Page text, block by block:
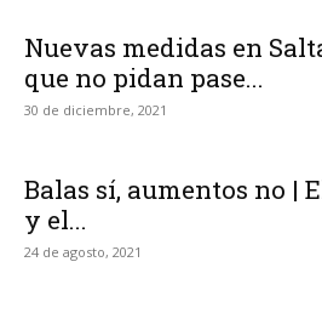
Nuevas medidas en
que no pidan pase...
30 de diciembre, 2021
Balas sí, aumentos no |
y el...
24 de agosto, 2021